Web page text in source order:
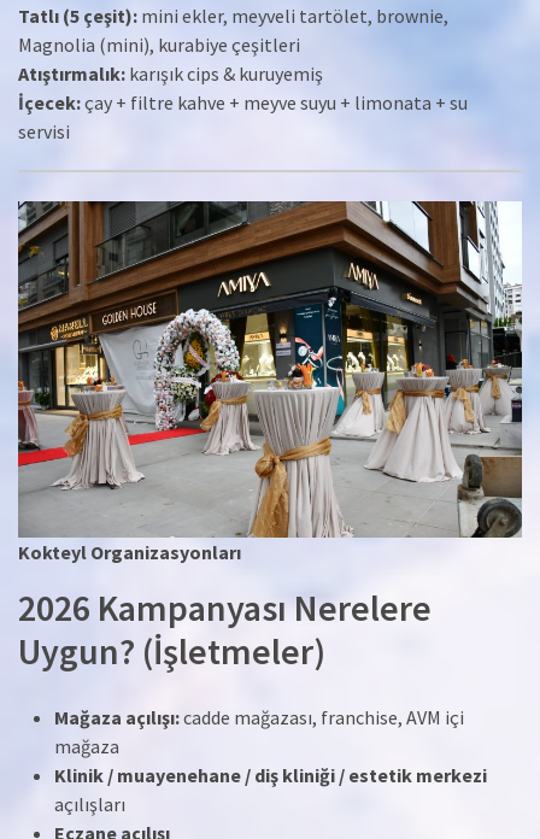
Tatlı (5 çeşit): mini ekler, meyveli tartölet, brownie,
Magnolia (mini), kurabiye çeşitleri
Atıştırmalık: karışık cips & kuruyemiş
İçecek:çay + filtre kahve + meyve suyu + limonata + su
servisi
Kokteyl Organizasyonları
2026 Kampanyası Nerelere
Uygun? (İşletmeler)
Mağaza açılışı:cadde mağazası, franchise, AVM içi
mağaza
Klinik / muayenehane / diş kliniği / estetik merkezi
açılışları
Eczane açılışı